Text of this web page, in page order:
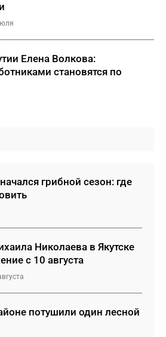
Елена Волкова:
становятся по
грибной сезон: где
Николаева в Якутске
с 10 августа
потушили один лесной